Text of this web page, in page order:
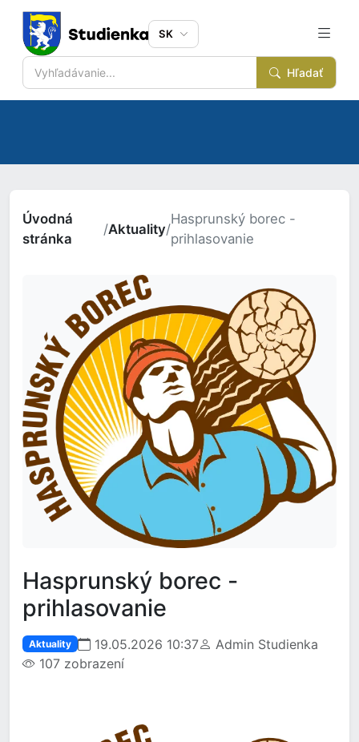
Hľadať
SK
Úvodná
stránka
/Aktuality/
Hasprunský borec -
prihlasovanie
Hasprunský borec -
prihlasovanie
Aktuality 19.05.2026 10:37
Admin Studienka
107 zobrazení